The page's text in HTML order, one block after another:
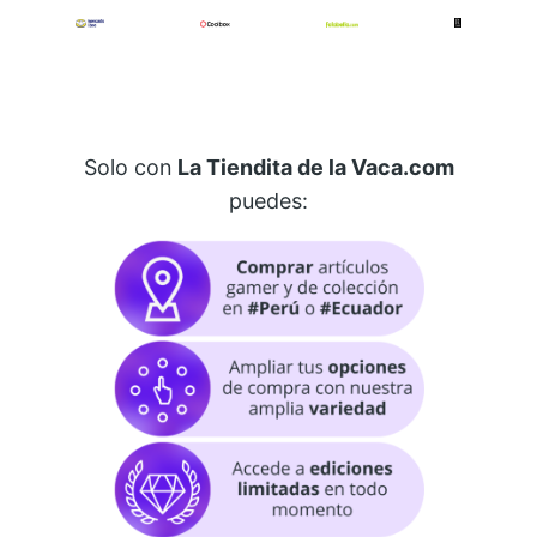
Solo con La Tiendita de la Vaca.com
puedes: